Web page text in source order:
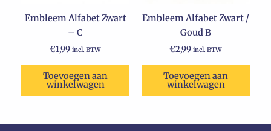
Embleem Alfabet Zwart
– C
€1,99 incl. BTW
Toevoegen aan
winkelwagen
Embleem Alfabet Zwart /
Goud B
€2,99 incl. BTW
Toevoegen aan
winkelwagen